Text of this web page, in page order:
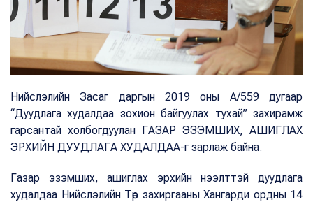
Нийслэлийн Засаг даргын 2019 оны А/559 дугаар
“Дуудлага худалдаа зохион байгуулах тухай” захирамж
гарсантай холбогдуулан ГАЗАР ЭЗЭМШИХ, АШИГЛАХ
ЭРХИЙН ДУУДЛАГА ХУДАЛДАА-г зарлаж байна.
Газар эзэмших, ашиглах эрхийн нээлттэй дуудлага
худалдаа Нийслэлийн Төр захиргааны Хангарди ордны 14